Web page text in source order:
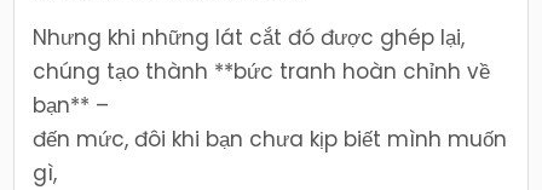
Nhưng khi những lát cắt đó được ghép lại,
chúng tạo thành **bức tranh hoàn chỉnh về
bạn** –
đến mức, đôi khi bạn chưa kịp biết mình muốn
gì,